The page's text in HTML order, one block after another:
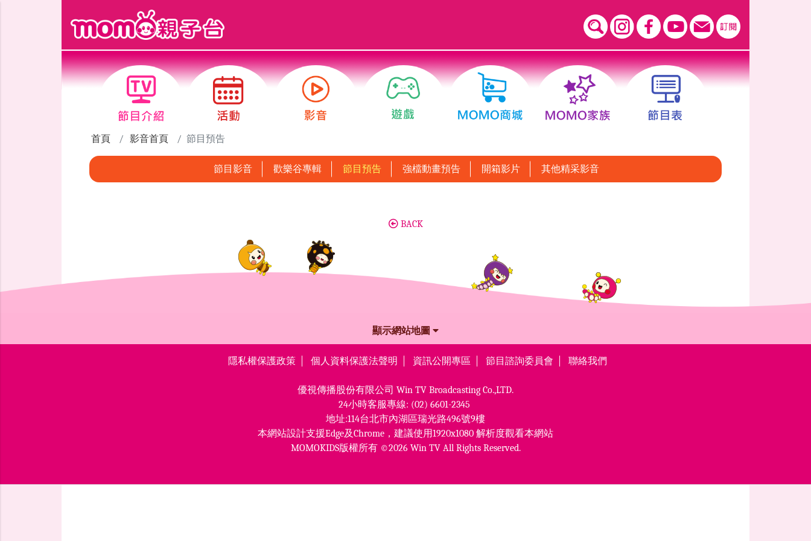
首頁 影音首頁 節目預告
節目影音 歡樂谷專輯 節目預告 強檔動畫預告 開箱影片 其他精采影音
BACK
顯示網站地圖
隱私權保護政策 個人資料保護法聲明 資訊公開專區 節目諮詢委員會 聯絡我們
優視傳播股份有限公司 Win TV Broadcasting Co.,LTD.
24小時客服專線: (02) 6601-2345
地址:114台北市內湖區瑞光路496號9樓
本網站設計支援Edge及Chrome， 建議使用1920x1080 解析度觀看本網站
MOMOKIDS版權所有 ©2026 Win TV All Rights Reserved.